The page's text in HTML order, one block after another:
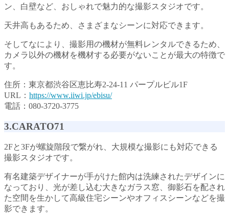
ン、白壁など、おしゃれで魅力的な撮影スタジオです。
天井高もあるため、さまざまなシーンに対応できます。
そしてなにより、撮影用の機材が無料レンタルできるため、
カメラ以外の機材を機材する必要がないことが最大の特徴で
す。
住所：東京都渋谷区恵比寿2-24-11 パープルビル1F
URL： https://www.iiwi.jp/ebisu/
電話：080-3720-3775
3.CARATO71
2Fと3Fが螺旋階段で繋がれ、大規模な撮影にも対応できる
撮影スタジオです。
有名建築デザイナーが手がけた館内は洗練されたデザインに
なっており、光が差し込む大きなガラス窓、御影石を配され
た空間を生かして高級住宅シーンやオフィスシーンなどを撮
影できます。